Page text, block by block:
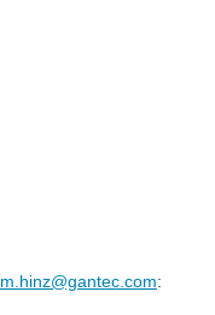
m.hinz@gantec.com: